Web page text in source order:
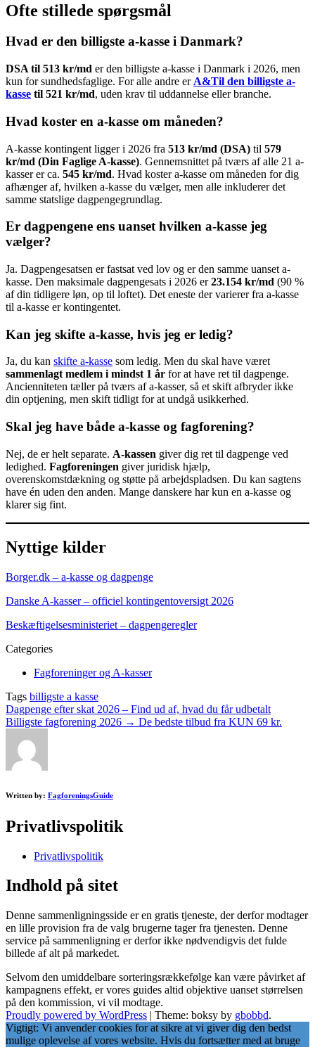
Ofte stillede spørgsmål
Hvad er den billigste a-kasse i Danmark?
DSA til 513 kr/md er den billigste a-kasse i Danmark i 2026, men
kun for sundhedsfaglige. For alle andre er A&Til den billigste a-
kasse til 521 kr/md, uden krav til uddannelse eller branche.
Hvad koster en a-kasse om måneden?
A-kasse kontingent ligger i 2026 fra 513 kr/md (DSA) til 579
kr/md (Din Faglige A-kasse). Gennemsnittet på tværs af alle 21 a-
kasser er ca. 545 kr/md. Hvad koster a-kasse om måneden for dig
afhænger af, hvilken a-kasse du vælger, men alle inkluderer det
samme statslige dagpengegrundlag.
Er dagpengene ens uanset hvilken a-kasse jeg
vælger?
Ja. Dagpengesatsen er fastsat ved lov og er den samme uanset a-
kasse. Den maksimale dagpengesats i 2026 er23.154 kr/md (90 %
af din tidligere løn, op til loftet). Det eneste der varierer fra a-kasse
til a-kasse er kontingentet.
Kan jeg skifte a-kasse, hvis jeg er ledig?
Ja, du kan skifte a-kasse som ledig. Men du skal have været
sammenlagt medlem i mindst 1 år for at have ret til dagpenge.
Ancienniteten tæller på tværs af a-kasser, så et skift afbryder ikke
din optjening, men skift tidligt for at undgå usikkerhed.
Skal jeg have både a-kasse og fagforening?
Nej, de er helt separate. A-kassen giver dig ret til dagpenge ved
ledighed. Fagforeningen giver juridisk hjælp,
overenskomstdækning og støtte på arbejdspladsen. Du kan sagtens
have én uden den anden. Mange danskere har kun en a-kasse og
klarer sig fint.
Nyttige kilder
Borger.dk – a-kasse og dagpenge
Danske A-kasser – officiel kontingentoversigt 2026
Beskæftigelsesministeriet – dagpengeregler
Categories
Fagforeninger og A-kasser
Tags billigste a kasse
Post
navigation
Dagpenge efter skat 2026 – Find ud af, hvad du får udbetalt
Billigste fagforening 2026 → De bedste tilbud fra KUN 69 kr.
Written by: FagforeningsGuide
Privatlivspolitik
Privatlivspolitik
Indhold på sitet
Denne sammenligningsside er en gratis tjeneste, der derfor modtager
en lille provision fra de valg brugerne tager fra tjenesten. Denne
service på sammenligning er derfor ikke nødvendigvis det fulde
billede af alt på markedet.
Selvom den umiddelbare sorteringsrækkefølge kan være påvirket af
kampagnens effekt, er vores guides altid objektive uanset størrelsen
på den kommission, vi vil modtage.
Proudly powered by WordPress | Theme: boksy by gbobbd.
Vigtigt: Vi anvender cookies for at sikre at vi giver dig den bedst
mulige oplevelse af vores website. Hvis du fortsætter med at bruge